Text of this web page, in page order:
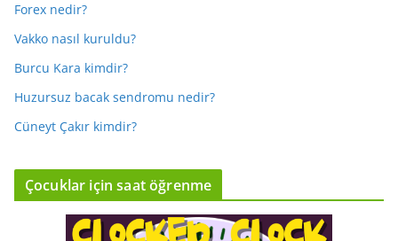
Forex nedir?
Vakko nasıl kuruldu?
Burcu Kara kimdir?
Huzursuz bacak sendromu nedir?
Cüneyt Çakır kimdir?
Çocuklar için saat öğrenme